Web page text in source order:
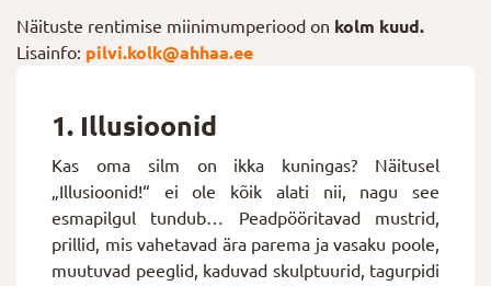
Näituste rentimise miinimumperiood on kolm kuud.
Lisainfo: pilvi.kolk@ahhaa.ee
1. Illusioonid
Kas oma silm on ikka kuningas? Näitusel
„Illusioonid!“ ei ole kõik alati nii, nagu see
esmapilgul tundub… Peadpööritavad mustrid,
prillid, mis vahetavad ära parema ja vasaku poole,
muutuvad peeglid, kaduvad skulptuurid, tagurpidi